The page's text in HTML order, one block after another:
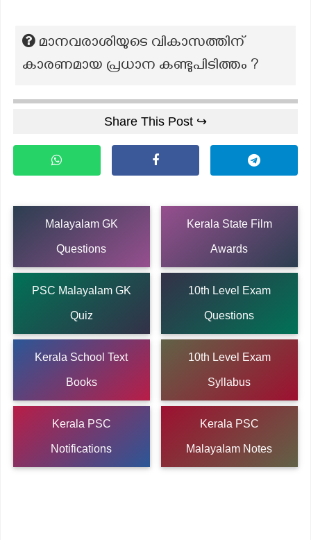
മാനവരാശിയുടെ വികാസത്തിന്
കാരണമായ പ്രധാന കണ്ടുപിടിത്തം ?
Share This Post ↪
Malayalam GK
Questions
Kerala State Film
Awards
PSC Malayalam GK
Quiz
10th Level Exam
Questions
Kerala School Text
Books
10th Level Exam
Syllabus
Kerala PSC
Notifications
Kerala PSC
Malayalam Notes